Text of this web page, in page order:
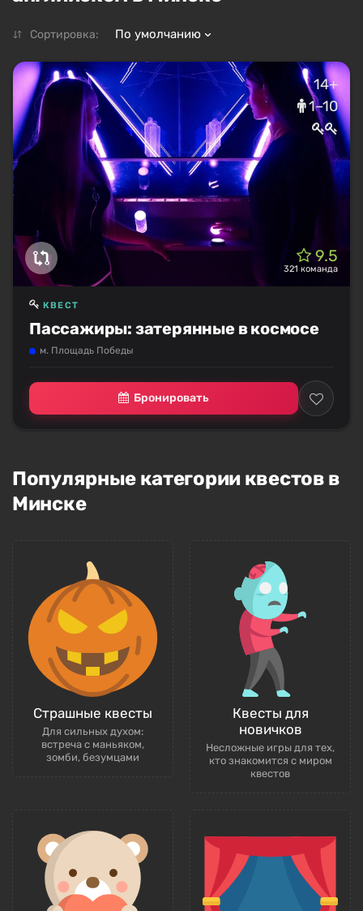
Сортировка: По умолчанию
14+
1–10
9.5
321 команда
Пассажиры: затерянные в космосе
КВЕСТ
м. Площадь Победы
Бронировать
Популярные категории квестов в
Минске
Страшные квесты
Для сильных духом:
встреча с маньяком,
зомби, безумцами
Квесты для
новичков
Несложные игры для тех,
кто знакомится с миром
квестов